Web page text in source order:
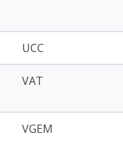
UCC
VAT
VGEM